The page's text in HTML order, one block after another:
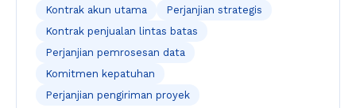
Kontrak akun utama
Perjanjian strategis
Kontrak penjualan lintas batas
Perjanjian pemrosesan data
Komitmen kepatuhan
Perjanjian pengiriman proyek